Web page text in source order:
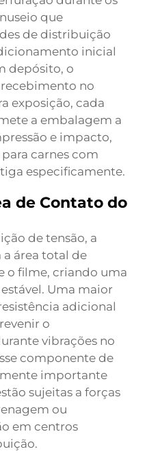
que
de distribuição
inicial
depósito, o
no
exposição, cada
a embalagem a
e impacto,
carnes com
especificamente.
de Contato do
de tensão, a
área total de
o filme, criando uma
Uma maior
adicional
o
vibrações no
componente de
importante
sujeitas a forças
ou
em centros